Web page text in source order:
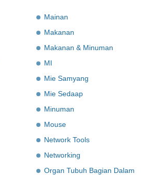
Mainan
Makanan
Makanan & Minuman
MI
Mie Samyang
Mie Sedaap
Minuman
Mouse
Network Tools
Networking
Organ Tubuh Bagian Dalam